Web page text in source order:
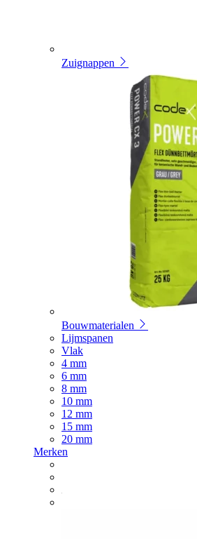
Zuignappen
Bouwmaterialen
Lijmspanen
Vlak
4 mm
6 mm
8 mm
10 mm
12 mm
15 mm
20 mm
Merken